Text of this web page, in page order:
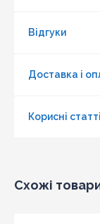
Відгуки
Доставка і
Корисні статті
Схожі